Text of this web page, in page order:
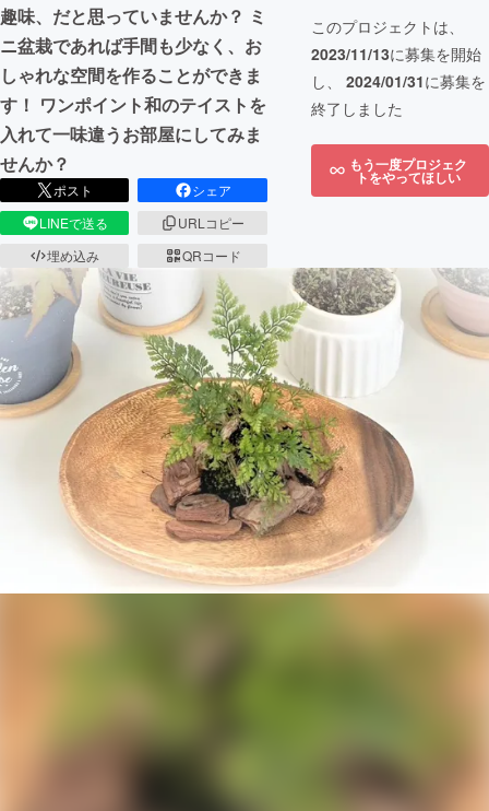
趣味、だと思っていませんか？ ミ
ニ盆栽であれば手間も少なく、お
しゃれな空間を作ることができま
す！ ワンポイント和のテイストを
入れて一味違うお部屋にしてみま
せんか？
ポスト
シェア
LINEで送る
URLコピー
埋め込み
QRコード
このプロジェクトは、
2023/11/13に募集を開始
し、 2024/01/31に募集を
終了しました
もう一度プロジェク
トをやってほしい